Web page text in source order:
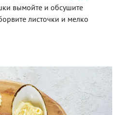
вымойте и обсушите
листочки и мелко